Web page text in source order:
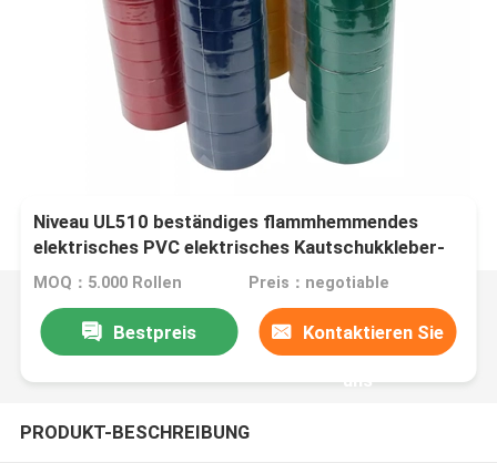
Niveau UL510 beständiges flammhemmendes
elektrisches PVC elektrisches Kautschukkleber-
Hochspannungsband
MOQ：5.000 Rollen Preis：negotiable
Bestpreis Kontaktieren Sie
uns
PRODUKT-BESCHREIBUNG